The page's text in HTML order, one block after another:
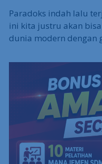
Paradoks indah lalu
ini kita justru akan
dunia modern dengan